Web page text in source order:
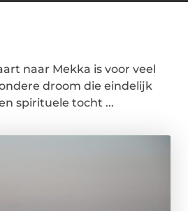
naar Mekka is voor veel
droom die eindelijk
spirituele tocht ...